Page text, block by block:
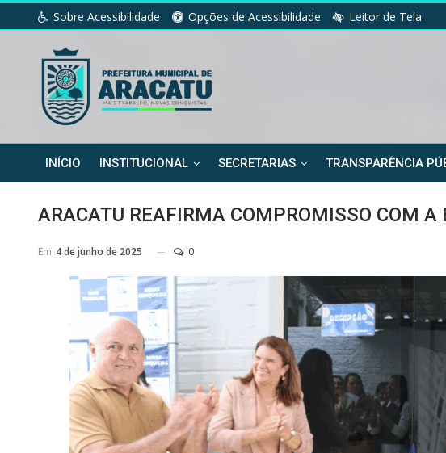
Sobre Acessibilidade Opções de Acessibilidade Leitor de Tela
INÍCIO INSTITUCIONAL SECRETARIAS TRANSPARÊNCIA
ARACATU REAFIRMA COMPROMISSO COM A
Em 4 de junho de 2025 0